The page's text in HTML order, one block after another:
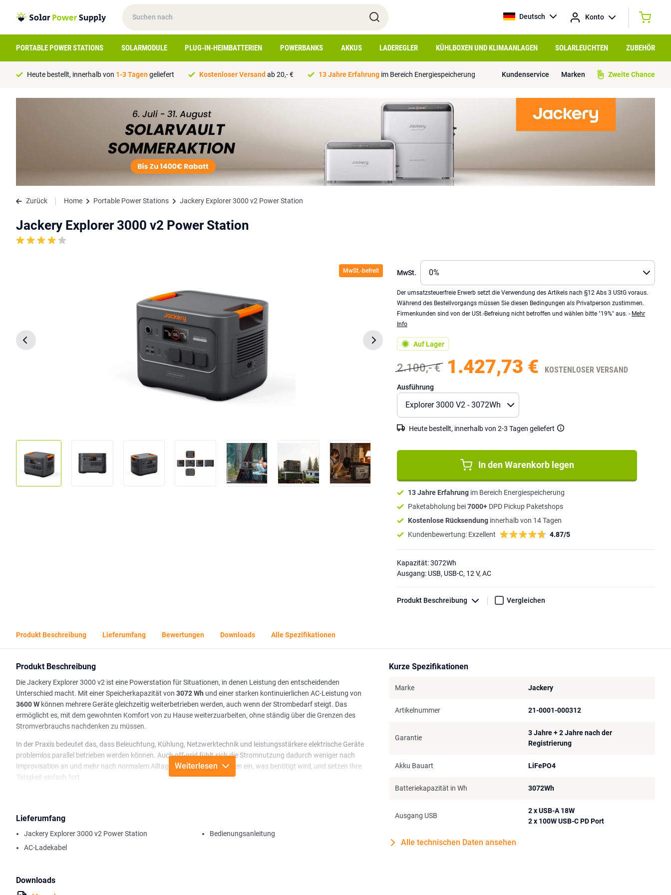
Deutsch Konto
PORTABLE POWER STATIONS SOLARMODULE PLUG-IN-HEIMBATTERIEN POWERBANKS AKKUS LADEREGLER KÜHLBOXEN UND KLIMAANLAGEN SOLARLEUCHTEN ZUBEHÖR
Heute bestellt, innerhalb von 1-3 Tagengeliefert Kostenloser Versand ab 20,- € 13 Jahre Erfahrung im Bereich Energiespeicherung Kundenservice Marken Zweite Chance
Zurück Home Portable Power Stations Jackery Explorer 3000 v2 Power Station
Jackery Explorer 3000 v2 Power Station
MwSt.-befreit MwSt.
Der umsatzsteuerfreie Erwerb setzt die Verwendung des Artikels nach §12 Abs 3 UStG voraus.
Während des Bestellvorgangs müssen Sie diesen Bedingungen als Privatperson zustimmen.
Firmenkunden sind von der USt.-Befreiung nicht betroffen und wählen bitte "19%" aus. - Mehr
Info
Auf Lager
2.100,- € 1.427,73 € KOSTENLOSER VERSAND
Ausführung
Heute bestellt, innerhalb von 2-3 Tagen geliefert
In den Warenkorb legen
13 Jahre Erfahrung im Bereich Energiespeicherung
Paketabholung bei7000+ DPD Pickup Paketshops
Kostenlose Rücksendung innerhalb von 14 Tagen
Kundenbewertung: Exzellent 4.87/5
Kapazität: 3072Wh
Ausgang: USB, USB-C, 12 V, AC
Produkt Beschreibung Vergleichen
Produkt Beschreibung Lieferumfang Bewertungen Downloads Alle Spezifikationen
Produkt Beschreibung
Die Jackery Explorer 3000 v2 ist eine Powerstation für Situationen, in denen Leistung den entscheidenden
Unterschied macht. Mit einer Speicherkapazität von 3072 Wh und einer starken kontinuierlichen AC-Leistung von
3600 W können mehrere Geräte gleichzeitig weiterbetrieben werden, auch wenn der Strombedarf steigt. Das
ermöglicht es, mit dem gewohnten Komfort von zu Hause weiterzuarbeiten, ohne ständig über die Grenzen des
Stromverbrauchs nachdenken zu müssen.
In der Praxis bedeutet das, dass Beleuchtung, Kühlung, Netzwerktechnik und leistungsstärkere elektrische Geräte
problemlos parallel betrieben werden können. Auch off-grid fühlt sich die Stromnutzung dadurch weniger nach
Improvisation an und mehr nach normalem Alltagsgebrauch. Sie schalten ein, was benötigt wird, und setzen Ihre
Tätigkeit einfach fort.
vorhersehbar, selbst wenn mehrere Geräte gleichzeitig in Betrieb sind.
Notstrom und Laden
Ist die Explorer 3000 v2 an das Stromnetz angeschlossen, können angeschlossene Geräte über die AC-Ausgänge
ausgelegt und hält einzelne Geräte wie Beleuchtung, einen Arbeitsplatz oder Netzwerktechnik aktiv. Sie ersetzt keine
Weiterlesen
Lieferumfang
Jackery Explorer 3000 v2 Power Station
AC-Ladekabel
Bedienungsanleitung
Downloads
Kurze Spezifikationen
Marke Jackery
Artikelnummer 21-0001-000312
Garantie
3 Jahre + 2 Jahre nach der
Registrierung
Akku Bauart LiFePO4
Batteriekapazität in Wh 3072Wh
Ausgang USB
2 x USB-A 18W
2 x 100W USB-C PD Port
Alle technischen Daten ansehen